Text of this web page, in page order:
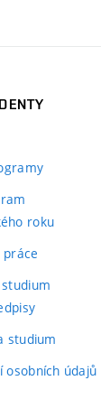
roku
práce
studium
osobních údajů